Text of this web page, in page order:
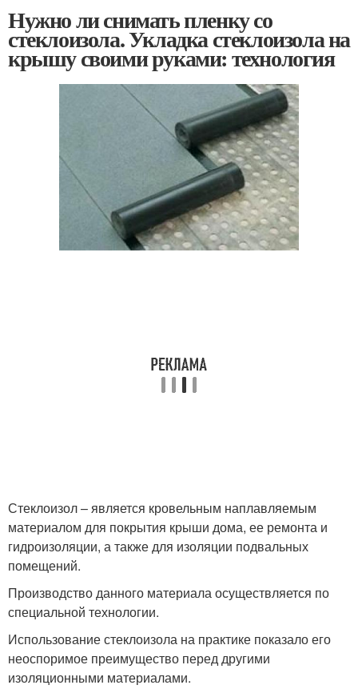
Нужно ли снимать пленку со
стеклоизола. Укладка стеклоизола на
крышу своими руками: технология
Стеклоизол – является кровельным наплавляемым
материалом для покрытия крыши дома, ее ремонта и
гидроизоляции, а также для изоляции подвальных
помещений.
Производство данного материала осуществляется по
специальной технологии.
Использование стеклоизола на практике показало его
неоспоримое преимущество перед другими
изоляционными материалами.